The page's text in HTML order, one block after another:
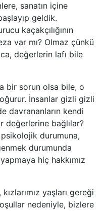
sanatın içine
geldik.
kaçakçılığının
var mı? Olmaz çünkü
değerlerin lafı bile
bir sorun olsa bile, o
İnsanlar gizli gizli
davrananların kendi
değerlerine bağlılar?
psikolojik durumuna,
durumunda
hiç hakkımız
yaşları gereği
nedeniyle, bizlere